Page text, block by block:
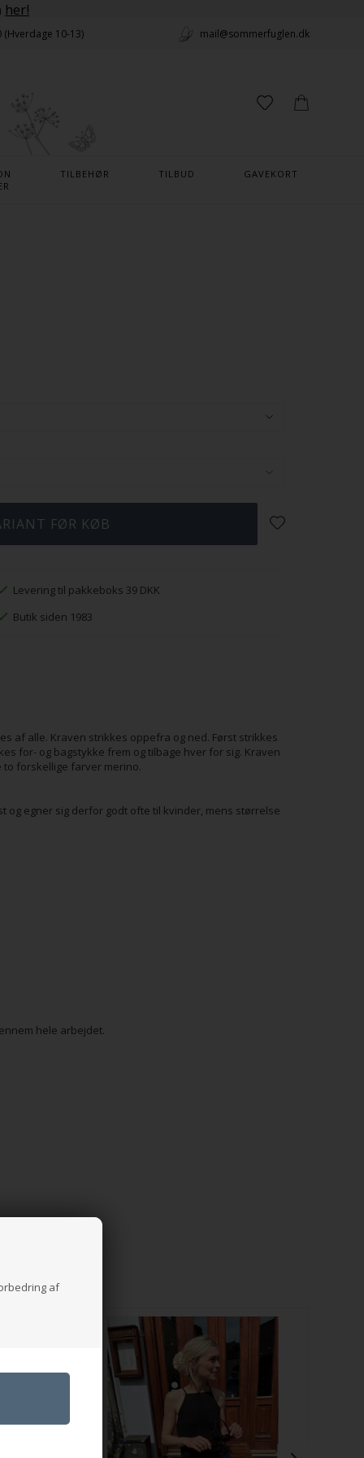
her!
af
(Hverdage 10-13) mail@sommerfuglen.dk
TILBEHØR TILBUD GAVEKORT
Levering til pakkeboks 39 DKK
Butik siden 1983
af alle. Kraven strikkes oppefra og ned. Først strikkes
for- og bagstykke frem og tilbage hver for sig. Kraven
forskellige farver merino.
og egner sig derfor godt ofte til kvinder, mens størrelse
hele arbejdet.